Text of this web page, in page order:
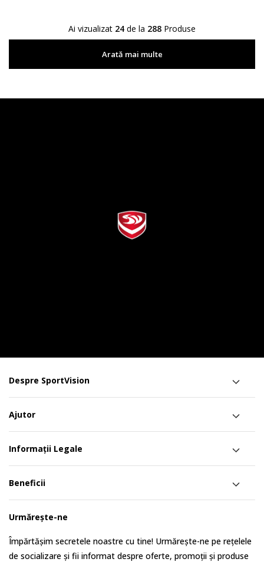
Ai vizualizat 24 de la 288 Produse
Arată mai multe
Despre SportVision
Ajutor
Informații Legale
Beneficii
Urmărește-ne
Împărtășim secretele noastre cu tine! Urmărește-ne pe rețelele
de socializare și fii informat despre oferte, promoții și produse